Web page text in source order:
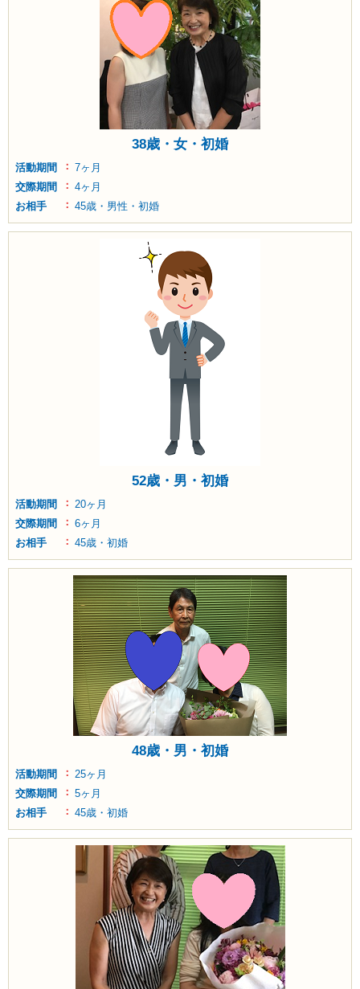
38歳・女・初婚
活動期間
7ヶ月
交際期間
4ヶ月
お相手
45歳・男性・初婚
52歳・男・初婚
活動期間
20ヶ月
交際期間
6ヶ月
お相手
45歳・初婚
48歳・男・初婚
活動期間
25ヶ月
交際期間
5ヶ月
お相手
45歳・初婚